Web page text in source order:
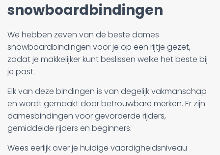
snowboardbindingen
We hebben zeven van de beste dames
snowboardbindingen voor je op een rijtje gezet,
zodat je makkelijker kunt beslissen welke het beste bij
je past.
Elk van deze bindingen is van degelijk vakmanschap
en wordt gemaakt door betrouwbare merken. Er zijn
damesbindingen voor gevorderde rijders,
gemiddelde rijders en beginners.
Wees eerlijk over je huidige vaardigheidsniveau